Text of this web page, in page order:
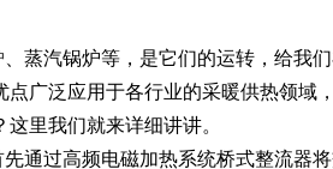
、蒸汽锅炉等，是它们的运转，给我
广泛应用于各行业的采暖供热领域
里我们就来详细讲讲。
通过高频电磁加热系统桥式整流器